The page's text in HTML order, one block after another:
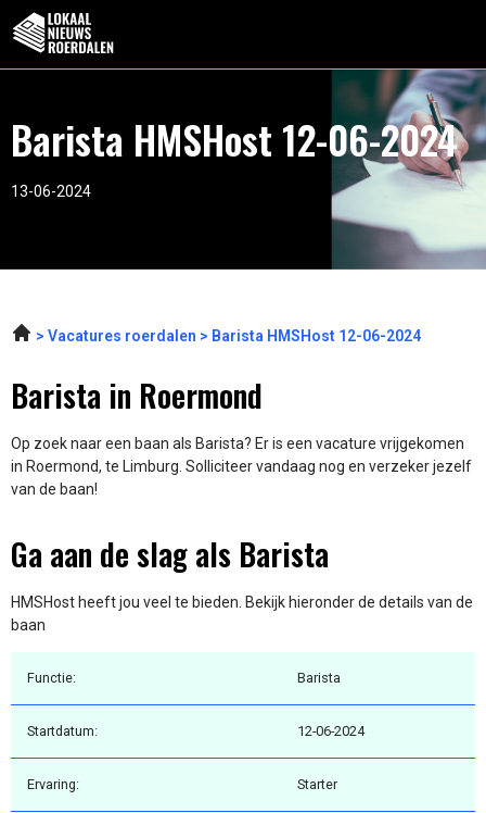
Barista HMSHost 12-06-2024
13-06-2024
Vacatures roerdalen Barista HMSHost 12-06-2024
Barista in Roermond
Op zoek naar een baan als Barista? Er is een vacature vrijgekomen
in Roermond, te Limburg. Solliciteer vandaag nog en verzeker jezelf
van de baan!
Ga aan de slag als Barista
HMSHost heeft jou veel te bieden. Bekijk hieronder de details van de
baan
Functie: Barista
Startdatum: 12-06-2024
Ervaring: Starter